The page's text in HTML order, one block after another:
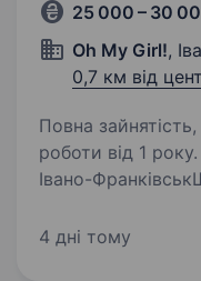
25 000 – 30
Oh My Girl!,
0,7 км від
Повна
роботи від 1 року. SMM-менеджер | OMG |
Івано-
стежить за
4 дні тому